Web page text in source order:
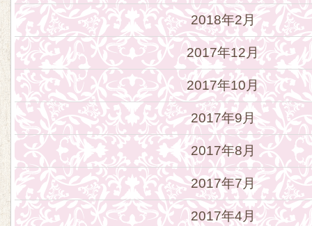
2018年2月
2017年12月
2017年10月
2017年9月
2017年8月
2017年7月
2017年4月